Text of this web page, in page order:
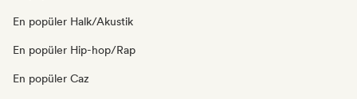
En popüler Halk/Akustik
En popüler Hip-hop/Rap
En popüler Caz